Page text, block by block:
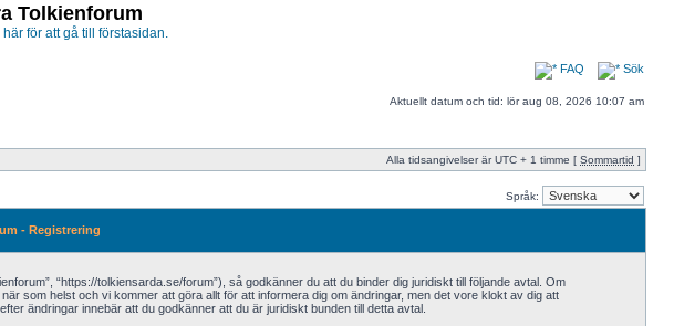
Tolkienforum
här för att gå till förstasidan.
FAQ Sök
Aktuellt datum och tid: lör aug 08, 2026 10:07 am
Alla tidsangivelser är UTC + 1 timme [ Sommartid ]
Språk:
- Registrering
“https://tolkiensarda.se/forum”), så godkänner du att du binder dig juridiskt till följande avtal. Om
som helst och vi kommer att göra allt för att informera dig om ändringar, men det vore klokt av dig att
ändringar innebär att du godkänner att du är juridiskt bunden till detta avtal.